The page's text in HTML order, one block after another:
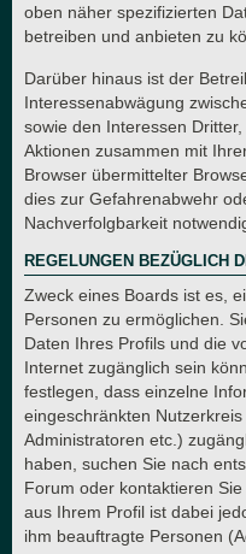
oben näher spezifizierten
betreiben und anbieten zu
Darüber hinaus ist der
Interessenabwägung
sowie den Interessen
Aktionen zusammen mit
Browser übermittelter
dies zur Gefahrenabwehr
Nachverfolgbarkeit
REGELUNGEN BEZÜGLICH
Zweck eines Boards ist es,
Personen zu ermöglichen.
Daten Ihres Profils und die
Internet zugänglich sein
festlegen, dass einzelne
eingeschränkten
Administratoren etc.)
haben, suchen Sie nach
Forum oder kontaktieren
aus Ihrem Profil ist dabei
ihm beauftragte Personen